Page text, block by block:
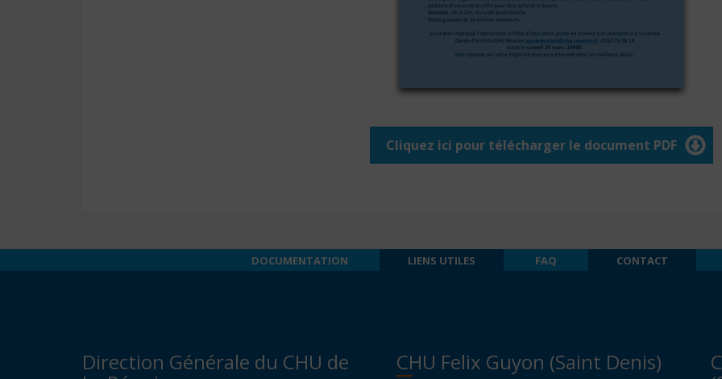
Cliquez ici pour télécharger le document PDF
DOCUMENTATION LIENS UTILES FAQ CONTACT
Direction Générale du CHU de CHU Felix Guyon (Saint Denis)